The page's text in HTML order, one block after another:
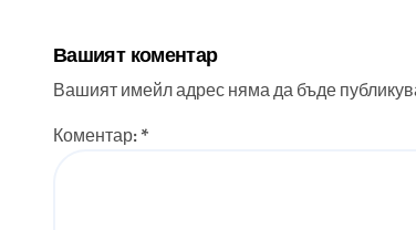
изкуствен интелект
Вашият коментар
Вашият имейл адрес няма да бъде
Коментар: *